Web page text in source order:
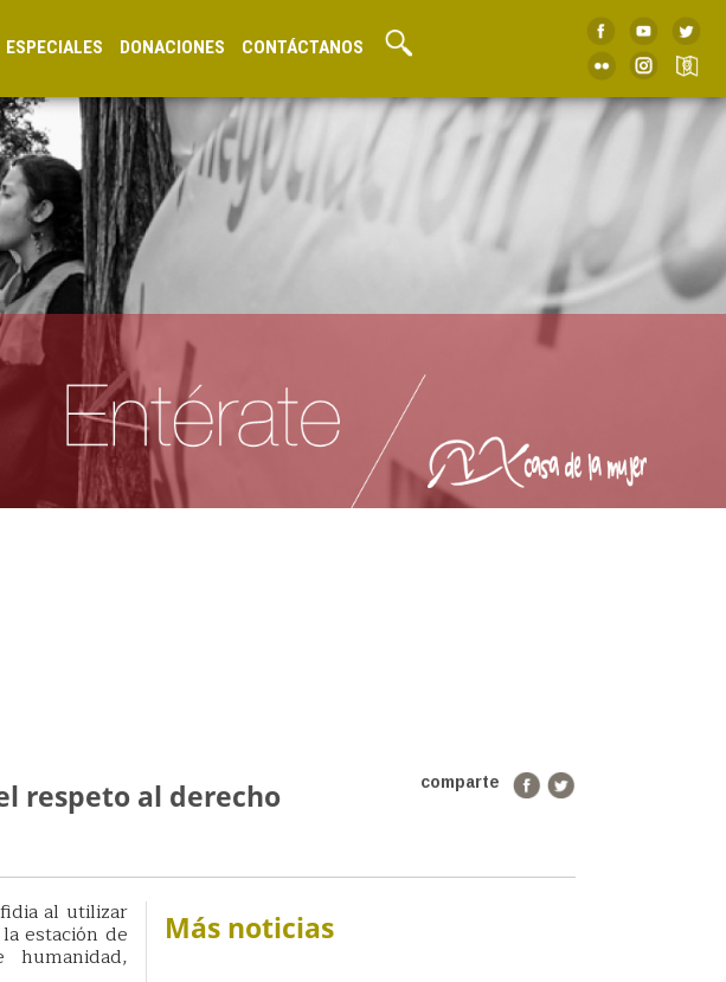
ESPECIALES DONACIONES CONTÁCTANOS
comparte
respeto al derecho
al utilizar
estación de Más noticias